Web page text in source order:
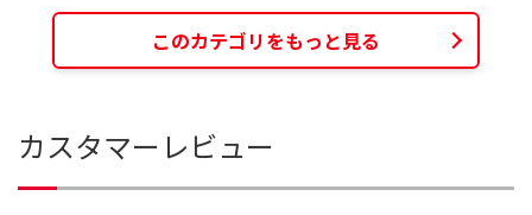
このカテゴリをもっと見る
カスタマーレビュー